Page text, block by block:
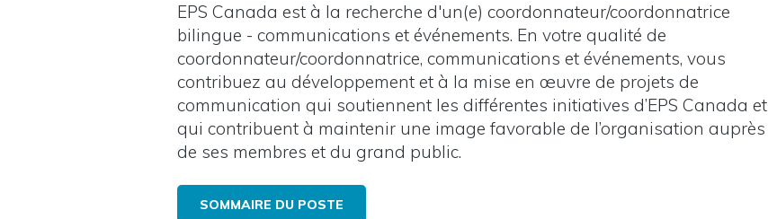
EPS Canada est à la recherche d'un(e) coordonnateur/coordonnatrice
bilingue - communications et événements. En votre qualité de
coordonnateur/coordonnatrice, communications et événements, vous
contribuez au développement et à la mise en œuvre de projets de
communication qui soutiennent les différentes initiatives d’EPS Canada et
qui contribuent à maintenir une image favorable de l’organisation auprès
de ses membres et du grand public.
SOMMAIRE DU POSTE